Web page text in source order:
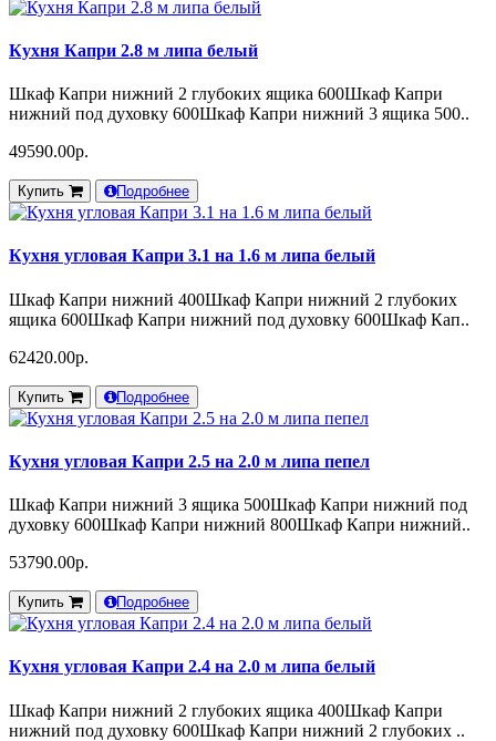
Кухня Капри 2.8 м липа белый
Шкаф Капри нижний 2 глубоких ящика 600Шкаф Капри
нижний под духовку 600Шкаф Капри нижний 3 ящика 500..
49590.00р.
Купить Подробнее
Кухня угловая Капри 3.1 на 1.6 м липа белый
Шкаф Капри нижний 400Шкаф Капри нижний 2 глубоких
ящика 600Шкаф Капри нижний под духовку 600Шкаф Кап..
62420.00р.
Купить Подробнее
Кухня угловая Капри 2.5 на 2.0 м липа пепел
Шкаф Капри нижний 3 ящика 500Шкаф Капри нижний под
духовку 600Шкаф Капри нижний 800Шкаф Капри нижний..
53790.00р.
Купить Подробнее
Кухня угловая Капри 2.4 на 2.0 м липа белый
Шкаф Капри нижний 2 глубоких ящика 400Шкаф Капри
нижний под духовку 600Шкаф Капри нижний 2 глубоких ..